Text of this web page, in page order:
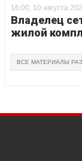
16:00, 10 августа
Владелец
жилой
ВСЕ МАТЕРИАЛЫ